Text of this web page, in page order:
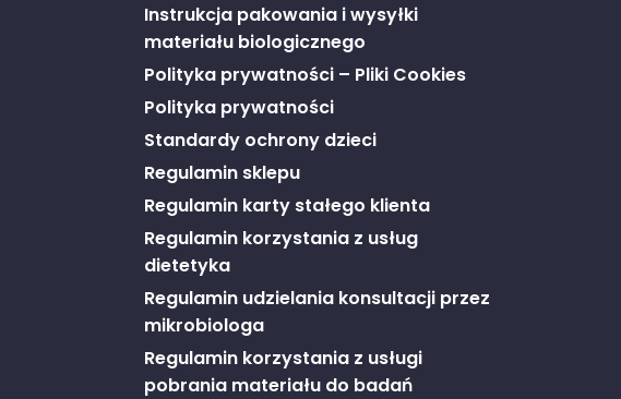
Instrukcja pakowania i wysyłki
materiału biologicznego
Polityka prywatności – Pliki Cookies
Polityka prywatności
Standardy ochrony dzieci
Regulamin sklepu
Regulamin karty stałego klienta
Regulamin korzystania z usług
dietetyka
Regulamin udzielania konsultacji przez
mikrobiologa
Regulamin korzystania z usługi
pobrania materiału do badań